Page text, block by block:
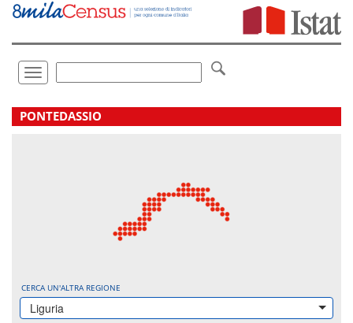
Vai
direttamente
Toggle
navigation
.
PONTEDASSIO
CERCA UN'ALTRA REGIONE
Liguria